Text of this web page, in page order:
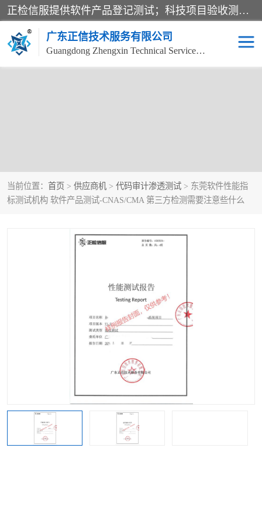
正检信服提供软件产品登记测试；科技项目验收测试；产品确认测试；功能测试；性能测试；安全测试；代码审计测试；漏洞扫描测试；渗透测试；风险评估测试；信息安全等级保护测评；双软认定；实验室建设质量体系建设；软件着作权、软件评测等服务。
广东正信技术服务有限公司
Guangdong Zhengxin Technical Service Co., Ltd
当前位置： 首页 > 供应商机 > 代码审计渗透测试 > 东莞软件性能指
标测试机构 软件产品测试-CNAS/CMA 第三方检测需要注意些什么